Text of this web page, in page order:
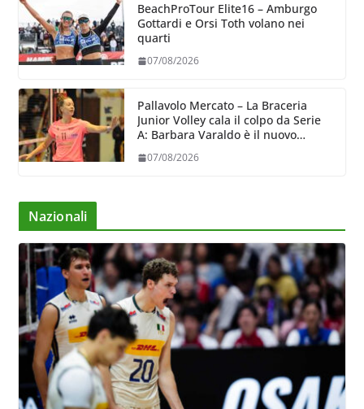
BeachProTour Elite16 – Amburgo
Gottardi e Orsi Toth volano nei
quarti
07/08/2026
Pallavolo Mercato – La Braceria
Junior Volley cala il colpo da Serie
A: Barbara Varaldo è il nuovo
07/08/2026
Nazionali